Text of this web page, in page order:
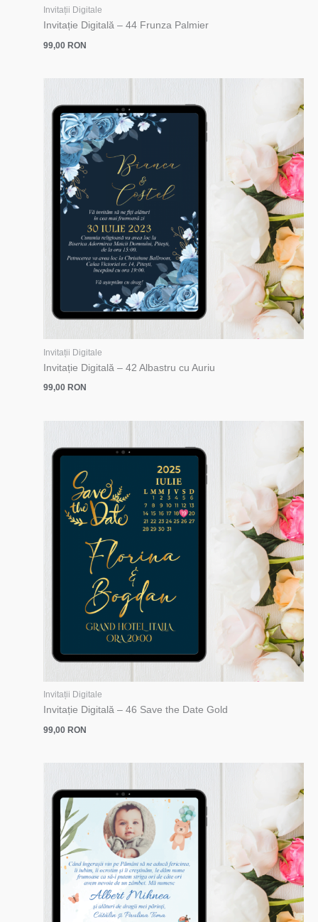
Invitații Digitale
Invitație Digitală – 44 Frunza Palmier
99,00RON
Invitații Digitale
Invitație Digitală – 42 Albastru cu Auriu
99,00 RON
Invitații Digitale
Invitație Digitală – 46 Save the Date Gold
99,00 RON